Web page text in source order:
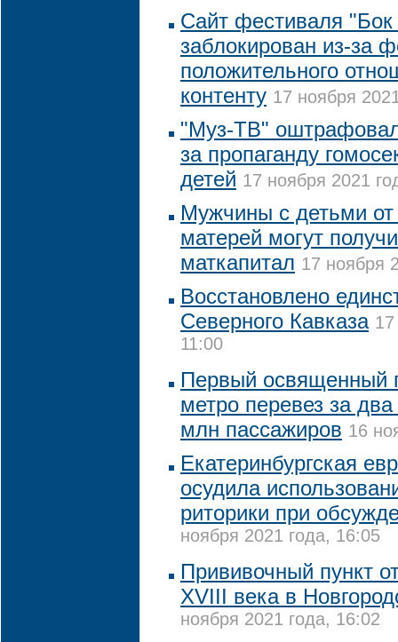
Сайт фестиваля "Бок
заблокирован из-за
положительного
контенту 17 ноября
"Муз-ТВ"
за пропаганду
детей 17 ноября 2021
Мужчины с детьми от
матерей могут
маткапитал 17 ноября
Восстановлено
Северного Кавказа
11:00
Первый освященный
метро перевез за
млн пассажиров 16
Екатеринбургская
осудила
риторики при
ноября 2021 года, 16:05
Прививочный пункт
XVIII века в
ноября 2021 года, 16:02